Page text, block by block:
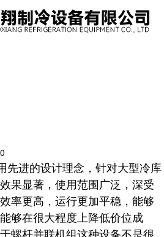
先进的设计理念，针对大型冷库
果显著，使用范围广泛，深受
率更高，运行更加平稳，能够
够在很大程度上降低价位成
螺杆并联机组这种设备不是很